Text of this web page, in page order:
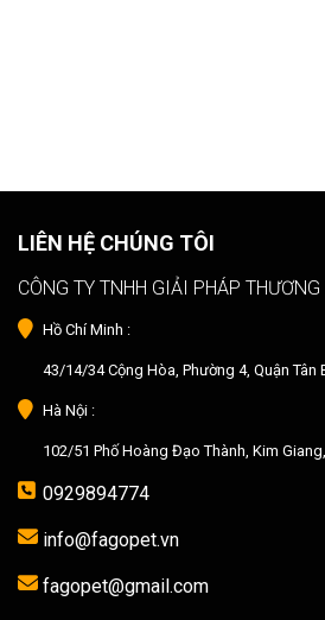
LIÊN HỆ CHÚNG TÔI
CÔNG TY TNHH GIẢI PHÁP
Hồ Chí Minh :
43/14/34 Cộng Hòa, Phường 4, Quận Tân
Hà Nội :
102/51 Phố Hoàng Đạo Thành, Kim
0929894774
info@fagopet.vn
fagopet@gmail.com